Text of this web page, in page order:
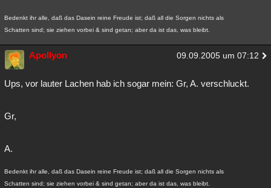
Bedenkt ihr alle, daß das Dasein reine Freude ist; daß all die Sorgen nichts als
Schatten sind; sie ziehen vorbei & sind getan; aber da ist das, was bleibt.
Apollyon 09.09.2005 um 07:12
Ups, vor lauter Lachen hab ich sogar mein: Gr, A. verschluckt.
Gr,
A.
Bedenkt ihr alle, daß das Dasein reine Freude ist; daß all die Sorgen nichts als
Schatten sind; sie ziehen vorbei & sind getan; aber da ist das, was bleibt.